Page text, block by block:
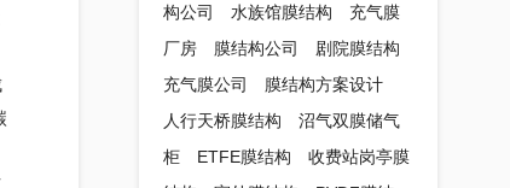
构公司
水族馆膜结构
充气膜
厂房
膜结构公司
剧院膜结构
充气膜公司
膜结构方案设计
人行天桥膜结构
沼气双膜储气
柜
ETFE膜结构
收费站岗亭膜